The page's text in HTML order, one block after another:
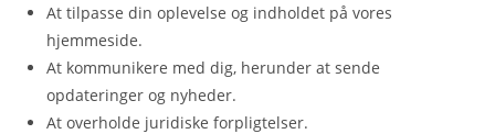
At tilpasse din oplevelse og indholdet på vores
hjemmeside.
At kommunikere med dig, herunder at sende
opdateringer og nyheder.
At overholde juridiske forpligtelser.